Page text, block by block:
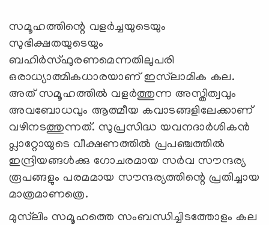
സമൂഹത്തിന്റെ വളര്‍ച്ചയുടെയും
സുഭിക്ഷതയുടെയും
ബഹിർസ്ഫുരണമെന്നതിലുപരി
ഒരാധ്യാത്മികധാരയാണ് ഇസ്‍ലാമിക കല.
അത് സമൂഹത്തിൽ വളർത്തുന്ന അസ്തിത്വവും
അവബോധവും ആത്മീയ കവാടങ്ങളിലേക്കാണ്
വഴിനടത്തുന്നത്. സുപ്രസിദ്ധ യവനദാർശികൻ
പ്ലാറ്റോയുടെ വീക്ഷണത്തിൽ പ്രപഞ്ചത്തിൽ
ഇന്ദ്രിയങ്ങൾക്കു ഗോചരമായ സർവ സൗന്ദര്യ
രൂപങ്ങളും പരമമായ സൗന്ദര്യത്തിന്റെ പ്രതിച്ചായ
മാത്രമാണത്രെ.
മുസ്‍ലിം സമൂഹത്തെ സംബന്ധിച്ചിടത്തോളം കല